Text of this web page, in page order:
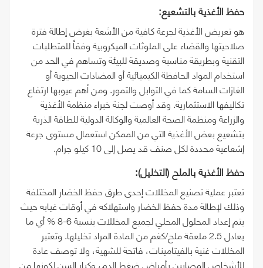
حفظ‭ ‬الأغذية‭ ‬بالتشعيع‭: ‬
هو تعريض الأغذية لجرعة كافية من الأشعة بغرض إطالة فترة
صلاحيتها والقضاء على الملوثات الميكروبية وفقاً للمتطلبات
التقنية وبطريقة مناسبة وصديقة للبيئة وتساهم في الحد من
استخدام المواد الحافظة الكيميائية أو المضادات الحيوية أو
الغازات السامة كما في التوابل والتمور. ومن أهم عيوبها ارتفاع
تكاليفها الاستثمارية. وقد أوصت لجنة خبراء منظمة الأغذية
والزراعة ومنظمة الصحة العالمية والوكالة الدولية للطاقة الذرية
بتشعيع بعض الأغذية التي من الممكن استعمال مستوى جرعة
إشعاعية محددة لكل صنف قد يصل إلى10كيلو جرام.
حفظ‭ ‬الأغذية‭ ‬بالملح ‭)‬التخليل‭(‬:
تعتبر عملية تصنيع المخللات إحدى طرق حفظ الخضار المختلفة
وذلك لإطالة مدة حفظ الخضار واستهلاكه في أوقات غيابه حيث
يتم إعداد المحلول المحلي لجميع المخللات بنسبة6-8 %
أي ما
يعادل2.5ملعقة ملح/كغم من المادة المراد تخليلها. وتعتبر
المخللات غنية بالفيتامينات، فاتحة للشهية، ولا توصف عادة
للأشخاص المصابين بأمراض ضغط الدم، وكبار السن لكونها من